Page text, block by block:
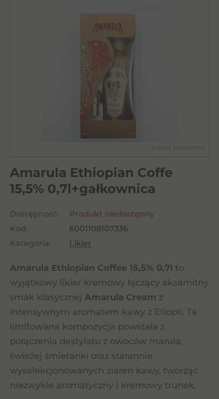
Amarula Ethiopian Coffe
15,5% 0,7l+gałkownica
Dostępność:
Produkt niedostępny
Kod:
6001108107336
Kategoria:
Likier
Amarula Ethiopian Coffee 15,5% 0,7l to
wyjątkowy likier kremowy łączący aksamitny
smak klasycznej Amarula Cream z
intensywnym aromatem kawy z Etiopii. Ta
limitowana kompozycja powstała z
połączenia destylatu z owoców marula,
świeżej śmietanki oraz starannie
wyselekcjonowanych ziaren kawy, tworząc
niezwykle aromatyczny i kremowy trunek.